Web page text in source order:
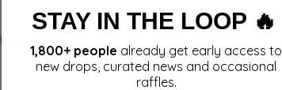
Dāvanu kartes
STAY IN THE LOOP 🔥
1,800+ people already get early access to
new drops, curated news and occasional
raffles.